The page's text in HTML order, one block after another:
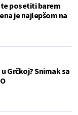
posetiti barem
je najlepšom na
Grčkoj? Snimak sa